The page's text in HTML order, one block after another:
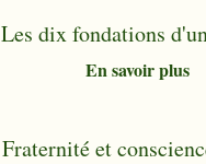
Les dix fondations
En savoir plus
Fraternité et